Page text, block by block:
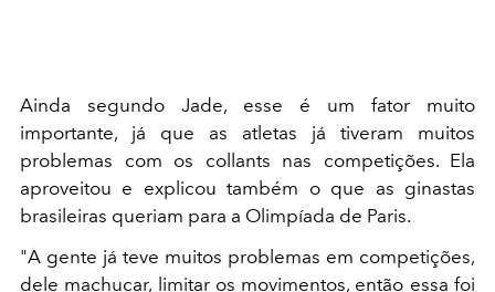
Ainda segundo Jade, esse é um fator muito
importante, já que as atletas já tiveram muitos
problemas com os collants nas competições. Ela
aproveitou e explicou também o que as ginastas
brasileiras queriam para a Olimpíada de Paris.
"A gente já teve muitos problemas em competições,
dele machucar, limitar os movimentos, então essa foi